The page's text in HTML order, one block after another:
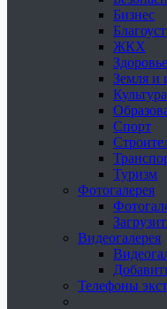
Бизнес
ЖКХ
Здоровье
Земля и
Культура
Спорт
Туризм
Фотогалерея
Видеогалерея
Телефоны